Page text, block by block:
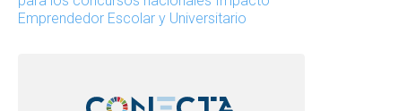
Emprendedor Escolar y Universitario